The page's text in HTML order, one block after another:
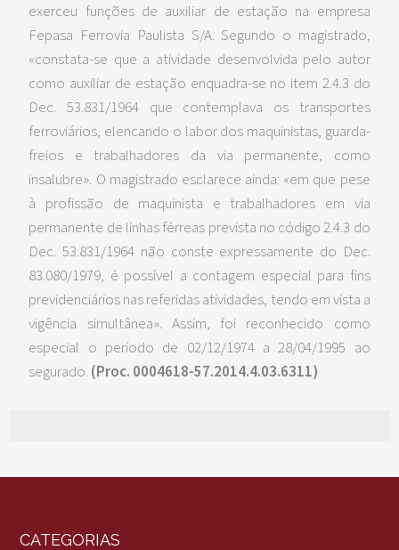
exerceu funções de auxiliar de estação na empresa
Fepasa Ferrovia Paulista S/A. Segundo o magistrado,
«constata-se que a atividade desenvolvida pelo autor
como auxiliar de estação enquadra-se no item 2.4.3 do
Dec. 53.831/1964 que contemplava os transportes
ferroviários, elencando o labor dos maquinistas, guarda-
freios e trabalhadores da via permanente, como
insalubre». O magistrado esclarece ainda: «em que pese
à profissão de maquinista e trabalhadores em via
permanente de linhas férreas prevista no código 2.4.3 do
Dec. 53.831/1964 não conste expressamente do Dec.
83.080/1979, é possível a contagem especial para fins
previdenciários nas referidas atividades, tendo em vista a
vigência simultânea». Assim, foi reconhecido como
especial o período de 02/12/1974 a 28/04/1995 ao
segurado. (Proc. 0004618-57.2014.4.03.6311)
CATEGORIAS